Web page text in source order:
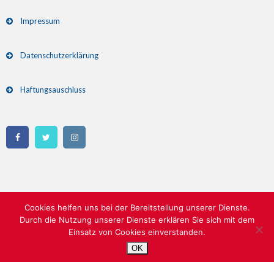
Impressum
Datenschutzerklärung
Haftungsauschluss
Copyright 2026 Skispringen am Inselberg | All Rights Reserved
Cookies helfen uns bei der Bereitstellung unserer Dienste.
Durch die Nutzung unserer Dienste erklären Sie sich mit dem
Einsatz von Cookies einverstanden.
OK